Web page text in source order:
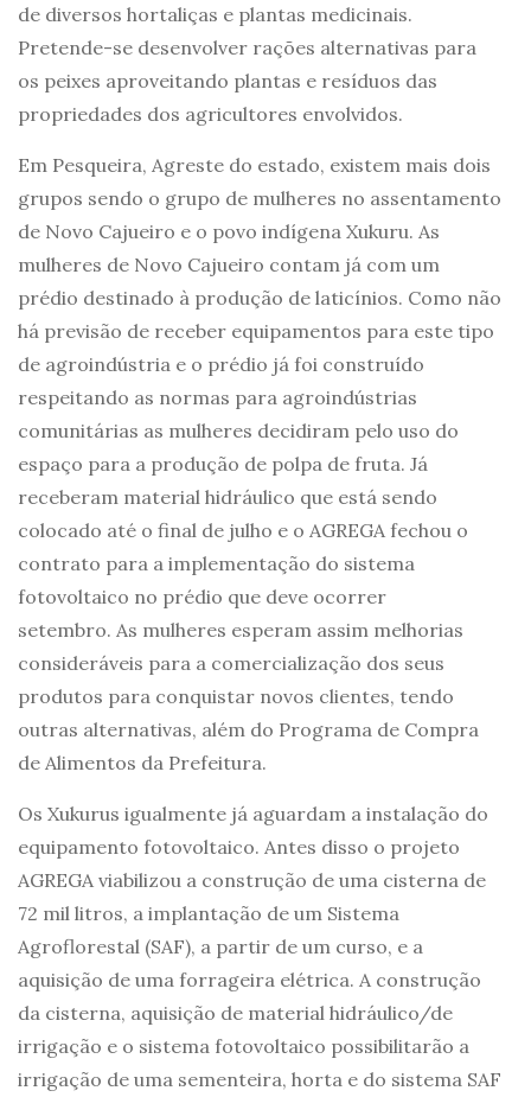
de diversos hortaliças e plantas medicinais.
Pretende-se desenvolver rações alternativas para
os peixes aproveitando plantas e resíduos das
propriedades dos agricultores envolvidos.
Em Pesqueira, Agreste do estado, existem mais dois
grupos sendo o grupo de mulheres no assentamento
de Novo Cajueiro e o povo indígena Xukuru. As
mulheres de Novo Cajueiro contam já com um
prédio destinado à produção de laticínios. Como não
há previsão de receber equipamentos para este tipo
de agroindústria e o prédio já foi construído
respeitando as normas para agroindústrias
comunitárias as mulheres decidiram pelo uso do
espaço para a produção de polpa de fruta. Já
receberam material hidráulico que está sendo
colocado até o final de julho e o AGREGA fechou o
contrato para a implementação do sistema
fotovoltaico no prédio que deve ocorrer
setembro. As mulheres esperam assim melhorias
consideráveis para a comercialização dos seus
produtos para conquistar novos clientes, tendo
outras alternativas, além do Programa de Compra
de Alimentos da Prefeitura.
Os Xukurus igualmente já aguardam a instalação do
equipamento fotovoltaico. Antes disso o projeto
AGREGA viabilizou a construção de uma cisterna de
72 mil litros, a implantação de um Sistema
Agroflorestal (SAF), a partir de um curso, e a
aquisição de uma forrageira elétrica. A construção
da cisterna, aquisição de material hidráulico/de
irrigação e o sistema fotovoltaico possibilitarão a
irrigação de uma sementeira, horta e do sistema SAF